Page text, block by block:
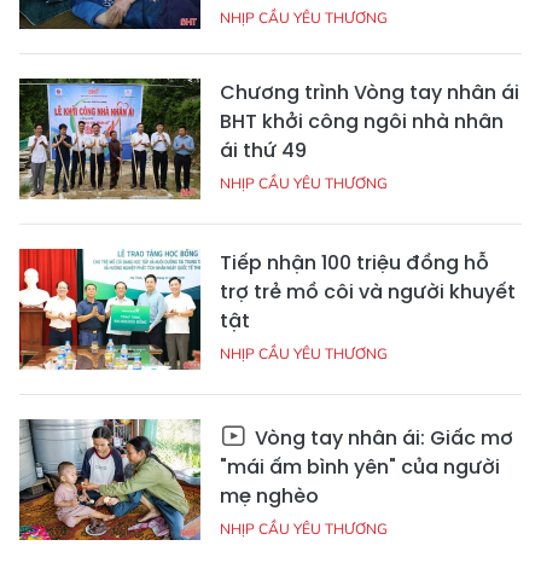
NHỊP CẦU YÊU THƯƠNG
Chương trình Vòng tay nhân ái
BHT khởi công ngôi nhà nhân
ái thứ 49
NHỊP CẦU YÊU THƯƠNG
Tiếp nhận 100 triệu đồng hỗ
trợ trẻ mồ côi và người khuyết
tật
NHỊP CẦU YÊU THƯƠNG
Vòng tay nhân ái: Giấc mơ
"mái ấm bình yên" của người
mẹ nghèo
NHỊP CẦU YÊU THƯƠNG